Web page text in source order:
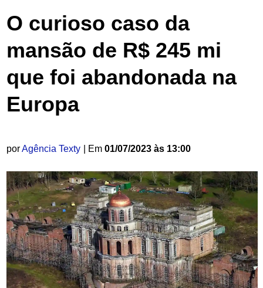
O curioso caso da
mansão de R$ 245 mi
que foi abandonada na
Europa
porAgência Texty | Em 01/07/2023 às 13:00